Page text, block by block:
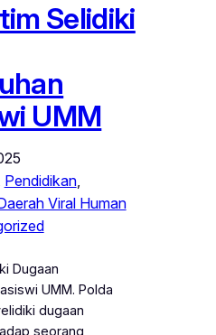
Selidiki
UMM
Pendidikan
Viral Human
Dugaan
UMM. Polda
dugaan
seorang